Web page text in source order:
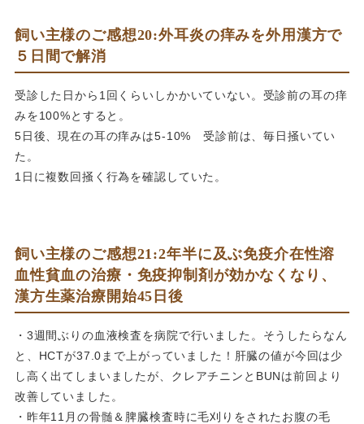
飼い主様のご感想20:外耳炎の痒みを外用漢方で
５日間で解消
受診した日から1回くらいしかかいていない。受診前の耳の痒
みを100%とすると。
5日後、現在の耳の痒みは5-10% 受診前は、毎日掻いてい
た。
1日に複数回掻く行為を確認していた。
飼い主様のご感想21:2年半に及ぶ免疫介在性溶
血性貧血の治療・免疫抑制剤が効かなくなり、
漢方生薬治療開始45日後
・3週間ぶりの血液検査を病院で行いました。そうしたらなん
と、HCTが37.0まで上がっていました！肝臓の値が今回は少
し高く出てしまいましたが、クレアチニンとBUNは前回より
改善していました。
・昨年11月の骨髄＆脾臓検査時に毛刈りをされたお腹の毛